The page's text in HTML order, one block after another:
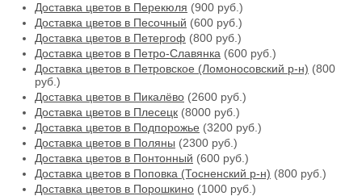
Доставка цветов в Перекюля (900 руб.)
Доставка цветов в Песочный (600 руб.)
Доставка цветов в Петергоф (800 руб.)
Доставка цветов в Петро-Славянка (600 руб.)
Доставка цветов в Петровское (Ломоносовский р-н) (800
руб.)
Доставка цветов в Пикалёво (2600 руб.)
Доставка цветов в Плесецк (8000 руб.)
Доставка цветов в Подпорожье (3200 руб.)
Доставка цветов в Поляны (2300 руб.)
Доставка цветов в Понтонный (600 руб.)
Доставка цветов в Поповка (Тосненский р-н) (800 руб.)
Доставка цветов в Порошкино (1000 руб.)